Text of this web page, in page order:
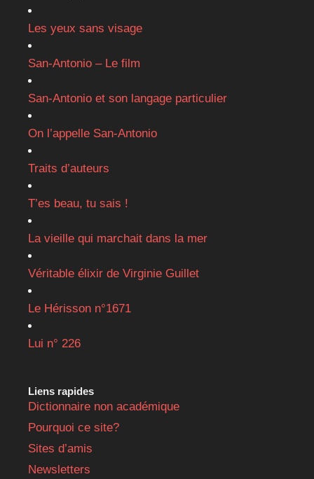
Les yeux sans visage
San-Antonio – Le film
San-Antonio et son langage particulier
On l’appelle San-Antonio
Traits d’auteurs
T’es beau, tu sais !
La vieille qui marchait dans la mer
Véritable élixir de Virginie Guillet
Le Hérisson n°1671
Lui n° 226
Liens rapides
Dictionnaire non académique
Pourquoi ce site?
Sites d’amis
Newsletters